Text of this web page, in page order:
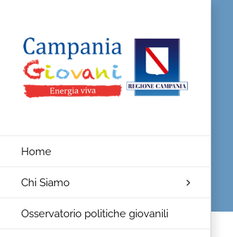
contenuto
Home
Chi Siamo
Osservatorio politiche giovanili